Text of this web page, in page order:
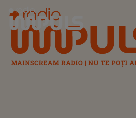
Radio Impuls